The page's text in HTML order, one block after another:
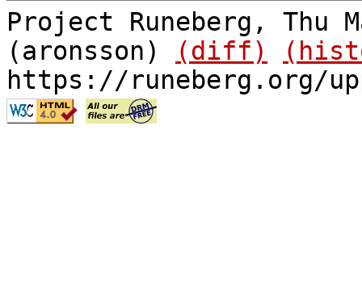
Project Runeberg, Thu
(aronsson)
(diff)
https://runeberg.org/